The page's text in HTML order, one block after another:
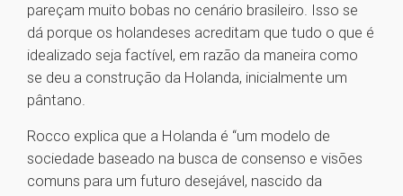
pareçam muito bobas no cenário brasileiro. Isso se
dá porque os holandeses acreditam que tudo o que é
idealizado seja factível, em razão da maneira como
se deu a construção da Holanda, inicialmente um
pântano.
Rocco explica que a Holanda é “um modelo de
sociedade baseado na busca de consenso e visões
comuns para um futuro desejável, nascido da